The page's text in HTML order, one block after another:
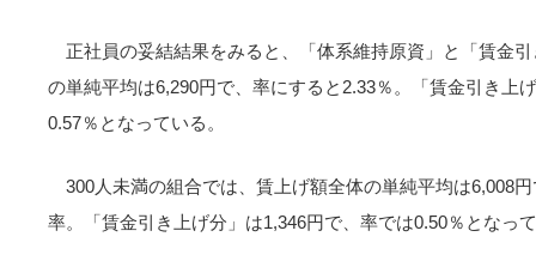
正社員の妥結結果をみると、「体系維持原資」と「賃金
の単純平均は6,290円で、率にすると2.33％。「賃金引き上
0.57％となっている。
300人未満の組合では、賃上げ額全体の単純平均は6,008
率。「賃金引き上げ分」は1,346円で、率では0.50％となっ